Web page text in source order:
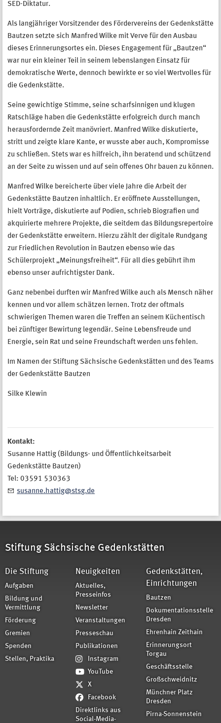
SED-Diktatur.
Als langjähriger Vorsitzender des Fördervereins der Gedenkstätte
Bautzen setzte sich Manfred Wilke mit Verve für den Ausbau
dieses Erinnerungsortes ein. Dieses Engagement für „Bautzen“
war nur ein kleiner Teil in seinem lebenslangen Einsatz für
demokratische Werte, dennoch bewirkte er so viel Wertvolles für
die Gedenkstätte.
Seine gewichtige Stimme, seine scharfsinnigen und klugen
Ratschläge haben die Gedenkstätte erfolgreich durch manch
herausfordernde Zeit manövriert. Manfred Wilke diskutierte,
stritt und zeigte klare Kante, er wusste aber auch, Kompromisse
zu schließen. Stets war es hilfreich, ihn beratend und schützend
an der Seite zu wissen und auf sein offenes Ohr bauen zu können.
Manfred Wilke bereicherte über viele Jahre die Arbeit der
Gedenkstätte Bautzen inhaltlich. Er eröffnete Ausstellungen,
hielt Vorträge, diskutierte auf Podien, schrieb Biografien und
akquirierte mehrere Projekte, die seitdem das Bildungsrepertoire
der Gedenkstätte erweitern. Hierzu zählt der digitale Rundgang
zur Friedlichen Revolution in Bautzen ebenso wie das
Schülerprojekt „Meinungsfreiheit“. Für all dies gebührt ihm
ebenso unser aufrichtigster Dank.
Ganz nebenbei durften wir Manfred Wilke auch als Mensch näher
kennen und vor allem schätzen lernen. Trotz der oftmals
schwierigen Themen waren die Treffen an seinem Küchentisch
bei zünftiger Bewirtung legendär. Seine Lebensfreude und
Energie, sein Rat und seine Freundschaft werden uns fehlen.
Im Namen der Stiftung Sächsische Gedenkstätten und des Teams
der Gedenkstätte Bautzen
Silke Klewin
Kontakt:
Susanne Hattig (Bildungs- und Öffentlichkeitsarbeit
Gedenkstätte Bautzen)
Tel: 03591 530363
susanne.hattig@stsg.de
Stiftung Sächsische Gedenkstätten
Die Stiftung
Aufgaben
Bildung und
Vermittlung
Förderung
Gremien
Spenden
Stellen, Praktika
Neuigkeiten
Aktuelles,
Presseinfos
Newsletter
Veranstaltungen
Presseschau
Publikationen
Instagram
YouTube
X
Facebook
Direktlinks aus
Social-Media-
Gedenkstätten,
Einrichtungen
Bautzen
Dokumentationsstelle
Dresden
Ehrenhain Zeithain
Erinnerungsort
Torgau
Geschäftsstelle
Großschweidnitz
Münchner Platz
Dresden
Pirna-Sonnenstein